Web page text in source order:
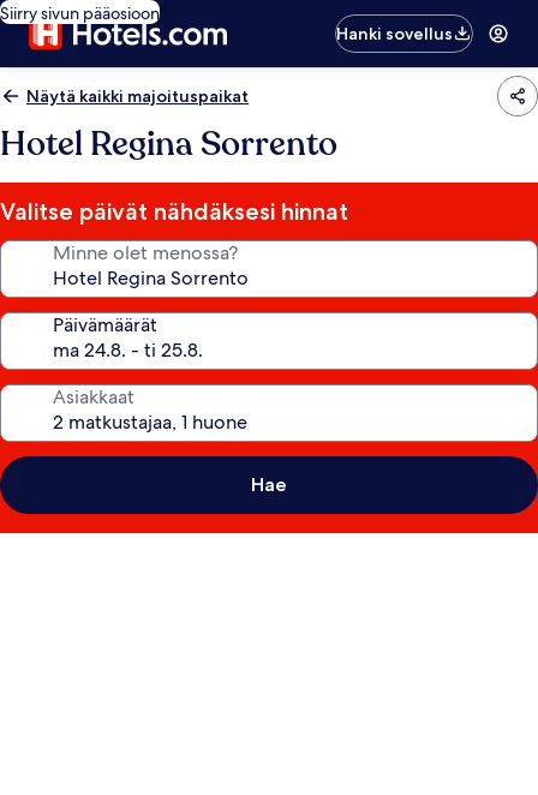
Siirry sivun pääosioon
Hanki sovellus
Näytä kaikki majoituspaikat
Hotel Regina Sorrento
Valitse päivät nähdäksesi hinnat
Minne olet menossa?
Päivämäärät
Asiakkaat
Hae